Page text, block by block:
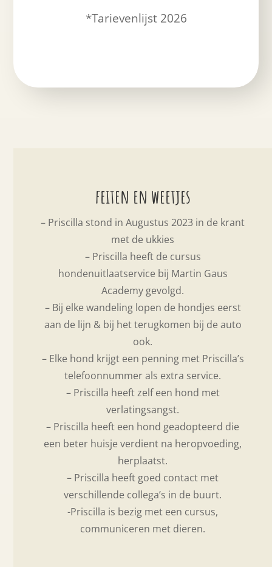
*Tarievenlijst 2026
feiten en weetjes
– Priscilla stond in Augustus 2023 in de krant
met de ukkies
– Priscilla heeft de cursus
hondenuitlaatservice bij Martin Gaus
Academy gevolgd.
– Bij elke wandeling lopen de hondjes eerst
aan de lijn & bij het terugkomen bij de auto
ook.
– Elke hond krijgt een penning met Priscilla’s
telefoonnummer als extra service.
– Priscilla heeft zelf een hond met
verlatingsangst.
– Priscilla heeft een hond geadopteerd die
een beter huisje verdient na heropvoeding,
herplaatst.
– Priscilla heeft goed contact met
verschillende collega’s in de buurt.
-Priscilla is bezig met een cursus,
communiceren met dieren.